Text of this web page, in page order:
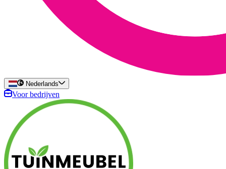
Nederlands
Voor bedrijven